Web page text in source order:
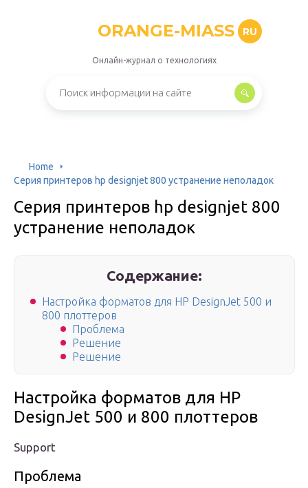
ORANGE-MIASS RU
Онлайн-журнал о технологиях
Home
Серия принтеров hp designjet 800 устранение неполадок
Серия принтеров hp designjet 800
устранение неполадок
Содержание:
Настройка форматов для HP DesignJet 500 и
800 плоттеров
Проблема
Решение
Решение
Настройка форматов для HP
DesignJet 500 и 800 плоттеров
Support
Проблема